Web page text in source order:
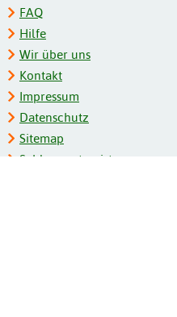
FAQ
Hilfe
Wir über uns
Kontakt
Impressum
Datenschutz
Sitemap
Schlagwortregister